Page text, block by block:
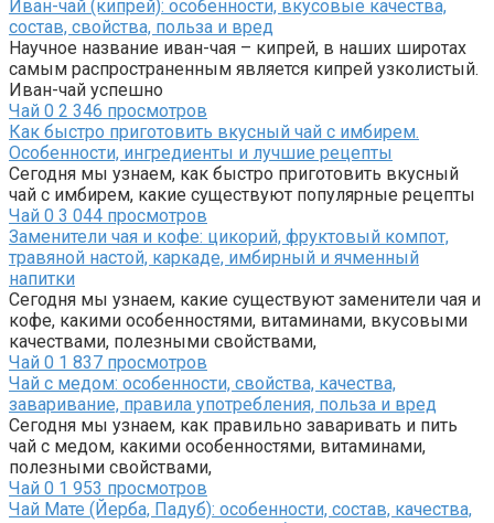
Иван-чай (кипрей): особенности, вкусовые качества,
состав, свойства, польза и вред
Научное название иван-чая – кипрей, в наших широтах
самым распространенным является кипрей узколистый.
Иван-чай успешно
Чай 0 2 346 просмотров
Как быстро приготовить вкусный чай с имбирем.
Особенности, ингредиенты и лучшие рецепты
Сегодня мы узнаем, как быстро приготовить вкусный
чай с имбирем, какие существуют популярные рецепты
Чай 0 3 044 просмотров
Заменители чая и кофе: цикорий, фруктовый компот,
травяной настой, каркаде, имбирный и ячменный
напитки
Сегодня мы узнаем, какие существуют заменители чая и
кофе, какими особенностями, витаминами, вкусовыми
качествами, полезными свойствами,
Чай 0 1 837 просмотров
Чай с медом: особенности, свойства, качества,
заваривание, правила употребления, польза и вред
Сегодня мы узнаем, как правильно заваривать и пить
чай с медом, какими особенностями, витаминами,
полезными свойствами,
Чай 0 1 953 просмотров
Чай Мате (Йерба, Падуб): особенности, состав, качества,